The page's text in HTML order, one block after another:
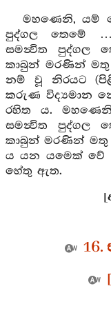
මහණෙනි, යම්
පුද්ගල තෙමේ
සමන්‍විත පුද්ගල
කාබුන් මරණින් මතු
නම් වූ නිරයට
කරුණ විද්‍යමාන
රහිත ය.
සමන්‍විත පුද්ගල
කාබුන් මරණින් මතු
ය යන යමෙක් වේ
හේතු ඇත.